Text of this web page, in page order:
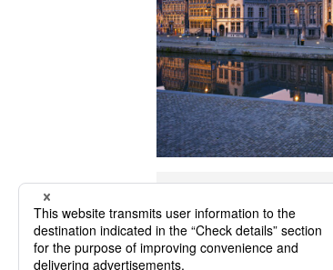
الرئيسية ، واستمتع برحلة أنتويرب
ذات مغزى.